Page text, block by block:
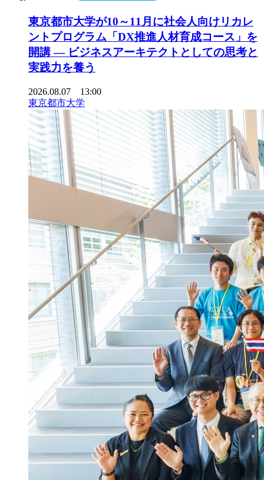
東京都市大学が10～11月に社会人向けリカレ
ントプログラム「DX推進人材育成コース」を
開講 ― ビジネスアーキテクトとしての思考と
実践力を養う
2026.08.07 13:00
東京都市大学